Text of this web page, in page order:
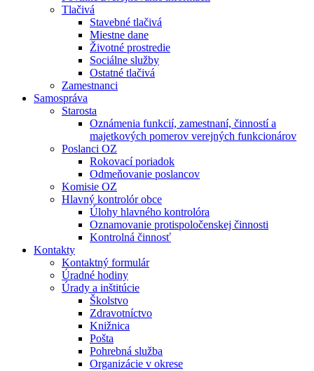
Tlačivá
Stavebné tlačivá
Miestne dane
Životné prostredie
Sociálne služby
Ostatné tlačivá
Zamestnanci
Samospráva
Starosta
Oznámenia funkcií, zamestnaní, činností a
majetkových pomerov verejných funkcionárov
Poslanci OZ
Rokovací poriadok
Odmeňovanie poslancov
Komisie OZ
Hlavný kontrolór obce
Úlohy hlavného kontrolóra
Oznamovanie protispoločenskej činnosti
Kontrolná činnosť
Kontakty
Kontaktný formulár
Úradné hodiny
Úrady a inštitúcie
Školstvo
Zdravotníctvo
Knižnica
Pošta
Pohrebná služba
Organizácie v okrese